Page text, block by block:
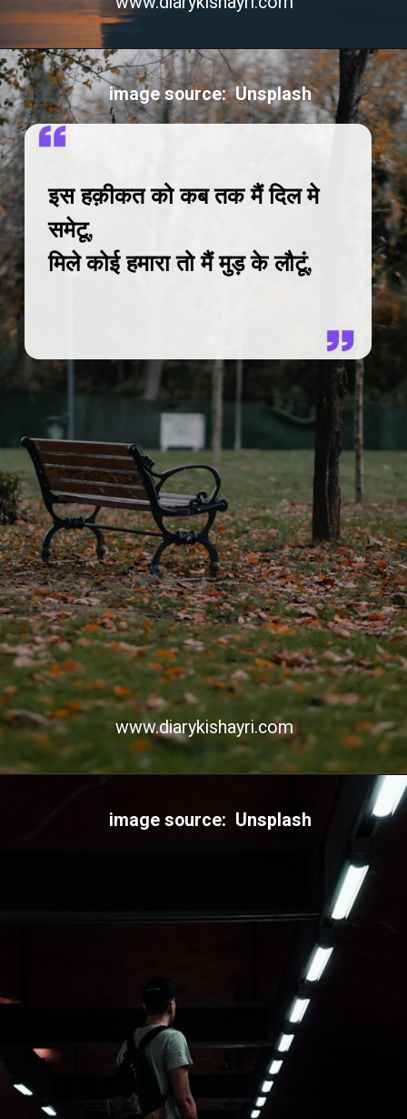
इस हक़ीकत को कब तक मैं दिल मे
समेटू,
मिले कोई हमारा तो मैं मुड़ के लौटूं,
www.diarykishayri.com
image source: Unsplash
image source: Unsplash